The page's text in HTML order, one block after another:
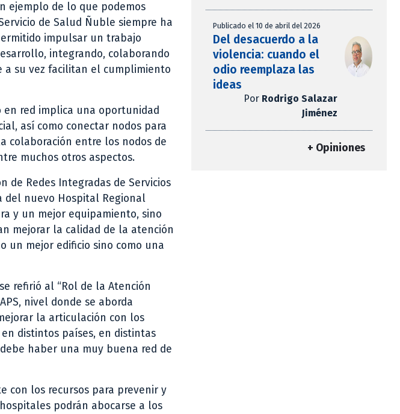
ejemplo de lo que podemos
de Salud Ñuble siempre ha
impulsar un trabajo
integrando, colaborando
a su vez facilitan el cumplimiento
en red implica una oportunidad
así como conectar nodos para
colaboración entre los nodos de
muchos otros aspectos.
de Redes Integradas de Servicios
del nuevo Hospital Regional
y un mejor equipamiento, sino
mejorar la calidad de la atención
un mejor edificio sino como una
refirió al “Rol de la Atención
nivel donde se aborda
la articulación con los
distintos países, en distintas
haber una muy buena red de
con los recursos para prevenir y
podrán abocarse a los
Publicado el 10 de abril del 2026
Del desacuerdo a la
violencia: cuando el
odio reemplaza las
ideas
Por Rodrigo Salazar
Jiménez
+ Opiniones